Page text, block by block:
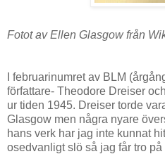
Fotot av Ellen Glasgow från
I februarinumret av BLM
författare- Theodore Dreiser och
ur tiden 1945. Dreiser torde
Glasgow men några nyare
hans verk har jag inte kunnat
osedvanligt slö så jag får tro